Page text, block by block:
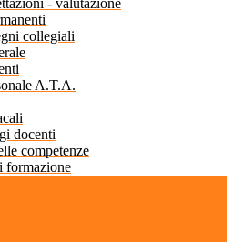
- valutazione
collegiali
A.T.A.
docenti
competenze
formazione